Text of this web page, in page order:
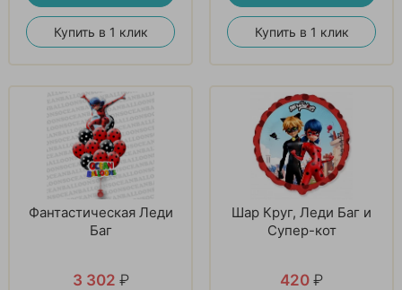
Купить в 1 клик Купить в 1 клик
Фантастическая Леди
Баг
3 302 ₽
Шар Круг, Леди Баг и
Супер-кот
420 ₽